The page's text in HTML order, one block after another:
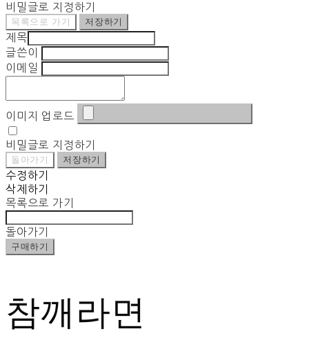
비밀글로 지정하기
목록으로 가기 저장하기
제목
글쓴이
이메일
이미지 업로드
비밀글로 지정하기
돌아가기 저장하기
수정하기
삭제하기
목록으로 가기
돌아가기
구매하기
참깨라면